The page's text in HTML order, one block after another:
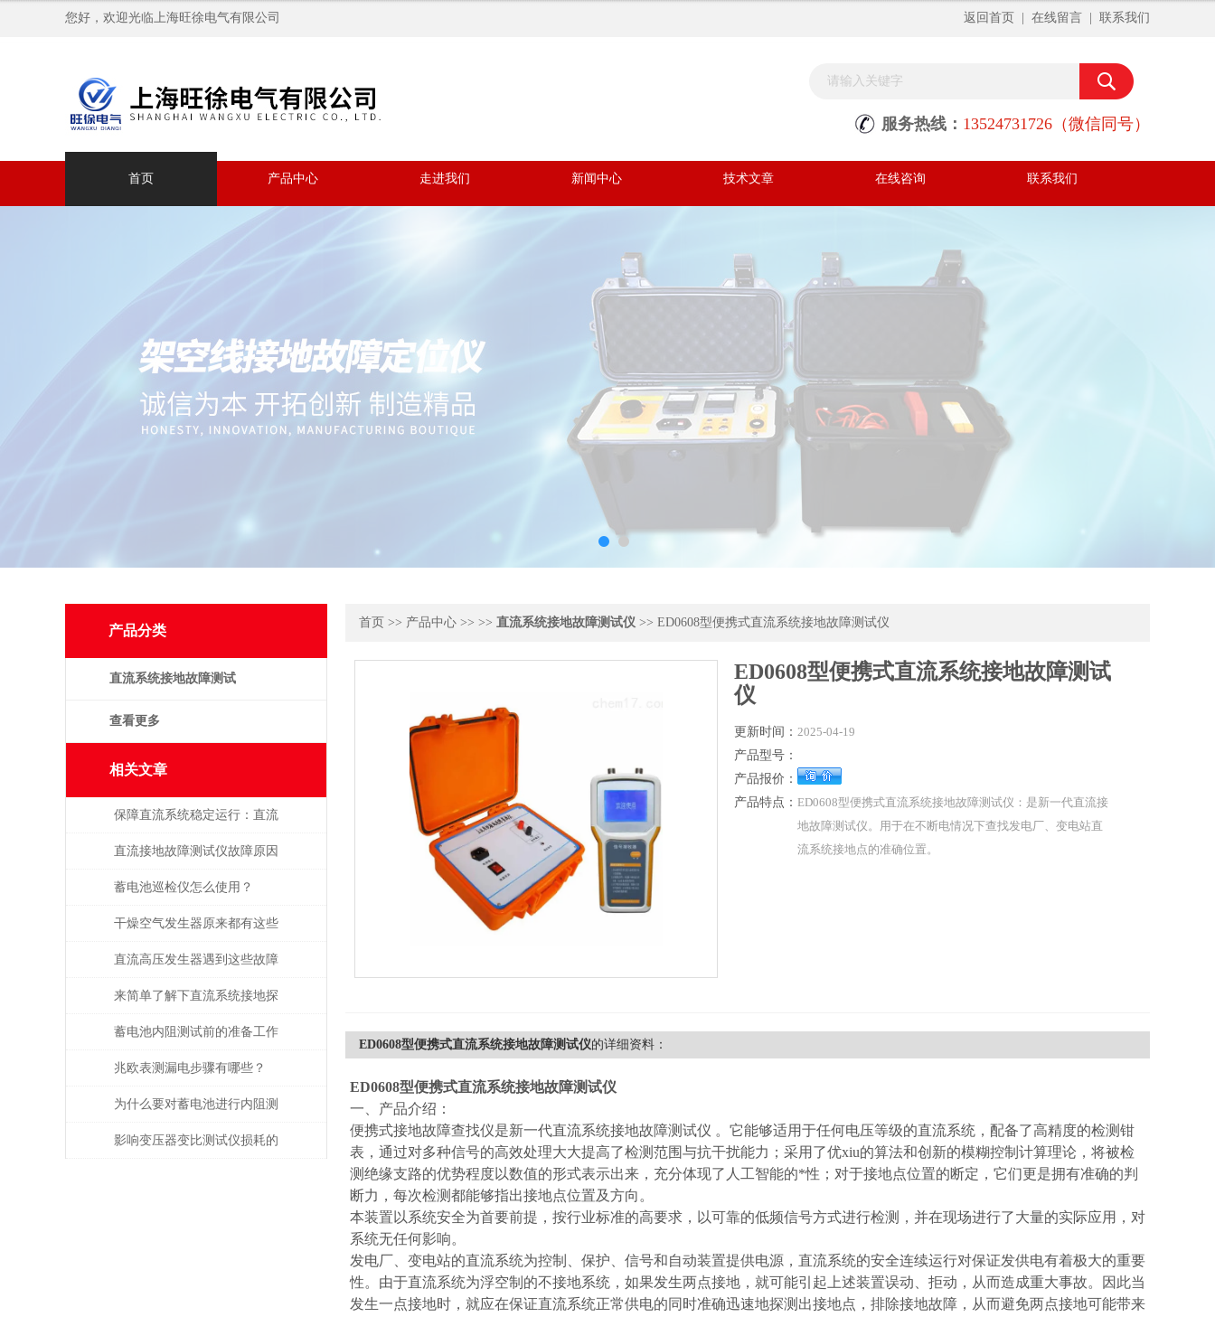
您好，欢迎光临上海旺徐电气有限公司 返回首页 在线留言 联系我们
服务热线： 13524731726（微信同号）
首页 产品中心 走进我们 新闻中心 技术文章 在线咨询 联系我们
产品分类
直流系统接地故障测试
仪
查看更多
相关文章
保障直流系统稳定运行：直流
接地故障测试仪的运维应用价
值
直流接地故障测试仪故障原因
分析
蓄电池巡检仪怎么使用？
干燥空气发生器原来都有这些
性能和特点
直流高压发生器遇到这些故障
该如何处理？
来简单了解下直流系统接地探
测仪吧
蓄电池内阻测试前的准备工作
都有哪些？
兆欧表测漏电步骤有哪些？
为什么要对蓄电池进行内阻测
试？
影响变压器变比测试仪损耗的
首页 >> 产品中心 >> >> 直流系统接地故障测试仪 >> ED0608型便携式直流系统接地故障测试仪
ED0608型便携式直流系统接地故障测试
仪
更新时间： 2025-04-19
产品型号：
产品报价：
产品特点： ED0608型便携式直流系统接地故障测试仪：是新一代直流接
地故障测试仪。用于在不断电情况下查找发电厂、变电站直
流系统接地点的准确位置。
ED0608型便携式直流系统接地故障测试仪的详细资料：
ED0608型便携式直流系统接地故障测试仪
一、产品介绍：
便携式接地故障查找仪是新一代直流系统接地故障测试仪 。它能够适用于任何电压等级的直流系统，配备了高精度的检测钳
表，通过对多种信号的高效处理大大提高了检测范围与抗干扰能力；采用了优xiu的算法和创新的模糊控制计算理论，将被检
测绝缘支路的优势程度以数值的形式表示出来，充分体现了人工智能的*性；对于接地点位置的断定，它们更是拥有准确的判
断力，每次检测都能够指出接地点位置及方向。
本装置以系统安全为首要前提，按行业标准的高要求，以可靠的低频信号方式进行检测，并在现场进行了大量的实际应用，对
系统无任何影响。
发电厂、变电站的直流系统为控制、保护、信号和自动装置提供电源，直流系统的安全连续运行对保证发供电有着极大的重要
性。由于直流系统为浮空制的不接地系统，如果发生两点接地，就可能引起上述装置误动、拒动，从而造成重大事故。因此当
发生一点接地时，就应在保证直流系统正常供电的同时准确迅速地探测出接地点，排除接地故障，从而避免两点接地可能带来